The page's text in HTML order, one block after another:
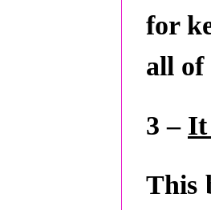
for
all of
3 – It
This